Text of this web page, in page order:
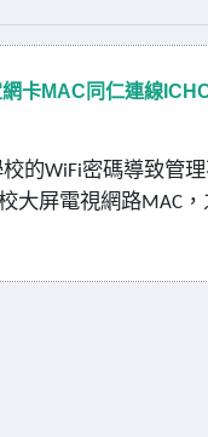
卡MAC同仁連線
的WiFi密碼導致管
大屏電視網路MAC